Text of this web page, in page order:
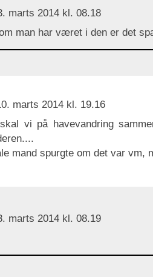
marts 2014 kl. 08.18
man har været i den er det
marts 2014 kl. 19.16
vi på havevandring
mand spurgte om det var vm,
marts 2014 kl. 08.19